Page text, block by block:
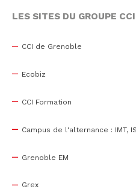
LES SITES DU GROUPE
CCI de Grenoble
Ecobiz
CCI Formation
Campus de l'alternance : IMT,
Grenoble EM
Grex